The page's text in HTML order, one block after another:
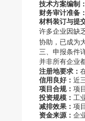
技术方案编制：
财务审计准备：
材料装订与提
许多企业因缺
协助，已成为
三、申报条件
并非所有企业
注册地要求：
信用良好： 近
项目合规： 项
投资规模： 工
减排效果： 项
资金来源： 企